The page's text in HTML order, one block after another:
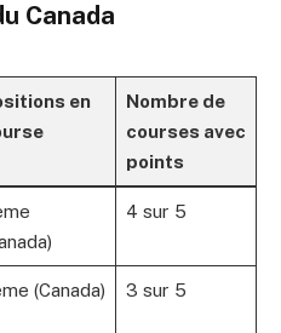
Canada
en
Nombre de
courses avec
points
4 sur 5
(Canada) 3 sur 5